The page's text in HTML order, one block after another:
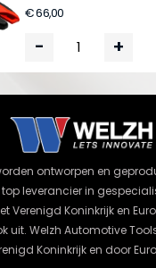
€ 66,00
- +
ontworpen en
top leverancier in
Verenigd Koninkrijk en
uit. Welzh Automotive
Koninkrijk en door